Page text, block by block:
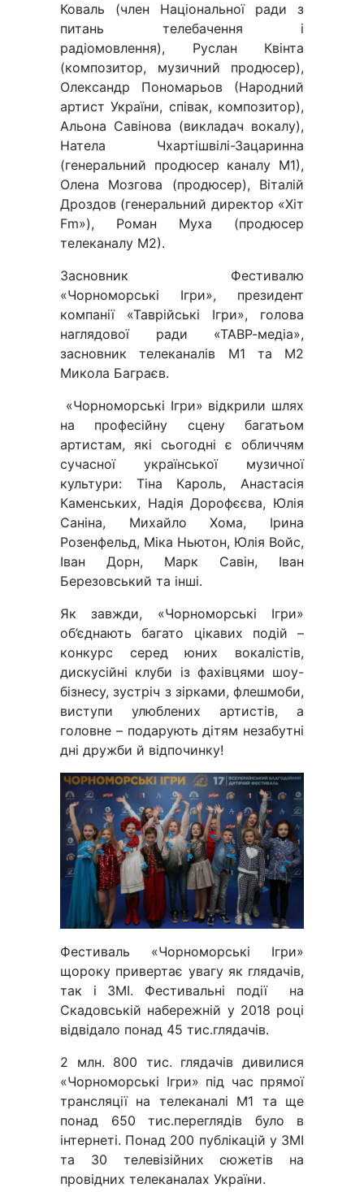
Коваль (член Національної ради з
питань телебачення і
радіомовлення), Руслан Квінта
(композитор, музичний продюсер),
Олександр Пономарьов (Народний
артист України, співак, композитор),
Альона Савінова (викладач вокалу),
Натела Чхартішвілі-Зацаринна
(генеральний продюсер каналу М1),
Олена Мозгова (продюсер), Віталій
Дроздов (генеральний директор «Хіт
Fm»), Роман Муха (продюсер
телеканалу М2).
Засновник Фестивалю
«Чорноморські Ігри», президент
компанії «Таврійські Ігри», голова
наглядової ради «ТАВР-медіа»,
засновник телеканалів М1 та М2
Микола Баграєв.
«Чорноморські Ігри» відкрили шлях
на професійну сцену багатьом
артистам, які сьогодні є обличчям
сучасної української музичної
культури: Тіна Кароль, Анастасія
Каменських, Надія Дорофєєва, Юлія
Саніна, Михайло Хома, Ірина
Розенфельд, Міка Ньютон, Юлія Войс,
Іван Дорн, Марк Савін, Іван
Березовський та інші.
Як завжди, «Чорноморські Ігри»
об’єднають багато цікавих подій –
конкурс серед юних вокалістів,
дискусійні клуби із фахівцями шоу-
бізнесу, зустріч з зірками, флешмоби,
виступи улюблених артистів, а
головне – подарують дітям незабутні
дні дружби й відпочинку!
Фестиваль «Чорноморські Ігри»
щороку привертає увагу як глядачів,
так і ЗМІ. Фестивальні події на
Скадовській набережній у 2018 році
відвідало понад 45 тис.глядачів.
2 млн. 800 тис. глядачів дивилися
«Чорноморські Ігри» під час прямої
трансляції на телеканалі М1 та ще
понад 650 тис.переглядів було в
інтернеті. Понад 200 публікацій у ЗМІ
та 30 телевізійних сюжетів на
провідних телеканалах України.